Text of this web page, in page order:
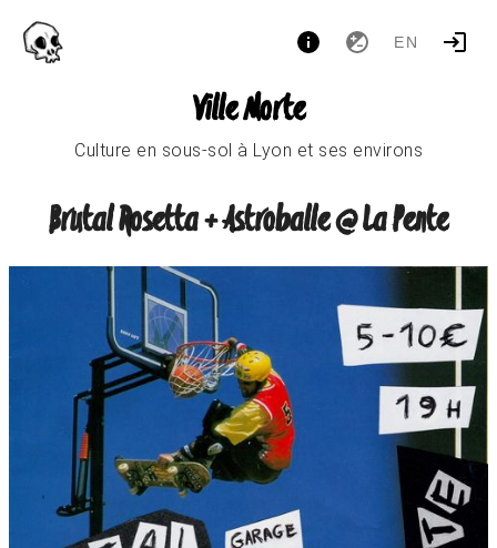
EN
Ville Morte
Culture en sous-sol à Lyon et ses environs
Brutal Rosetta + Astroballe @ La Pente